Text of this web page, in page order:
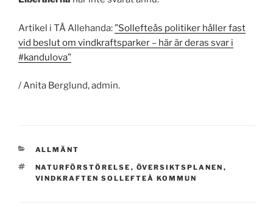
Artikel i TÅ Allehanda:”Sollefteås politiker håller fast
vid beslut om vindkraftsparker – här är deras svar i
#kandulova”
/ Anita Berglund, admin.
KATEGORIER
ALLMÄNT
TAGGAR
NATURFÖRSTÖRELSE , ÖVERSIKTSPLANEN ,
VINDKRAFTEN SOLLEFTEÅ KOMMUN